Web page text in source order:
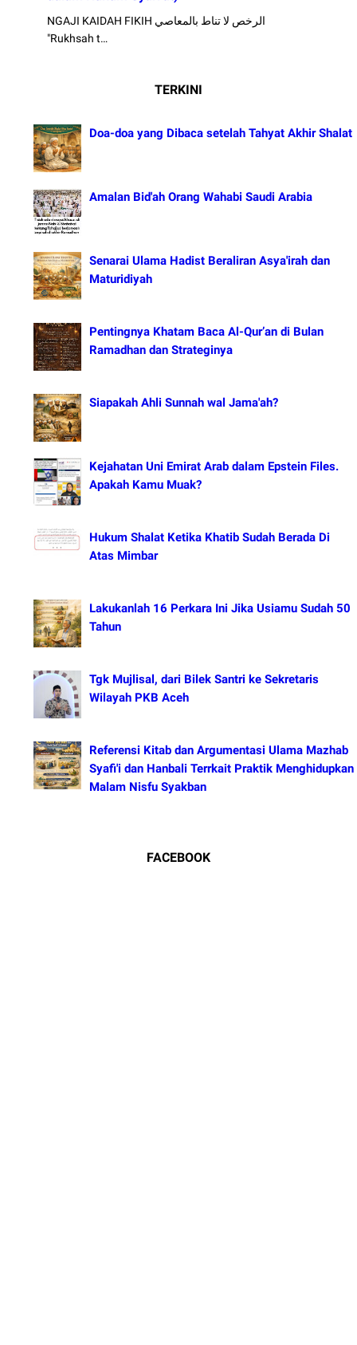
NGAJI KAIDAH FIKIH الرخص لا تناط بالمعاصي
"Rukhsah t…
TERKINI
Doa-doa yang Dibaca setelah Tahyat Akhir Shalat
Amalan Bid'ah Orang Wahabi Saudi Arabia
Senarai Ulama Hadist Beraliran Asya'irah dan
Maturidiyah
Pentingnya Khatam Baca Al-Qur’an di Bulan
Ramadhan dan Strateginya
Siapakah Ahli Sunnah wal Jama'ah?
Kejahatan Uni Emirat Arab dalam Epstein Files.
Apakah Kamu Muak?
Hukum Shalat Ketika Khatib Sudah Berada Di
Atas Mimbar
Lakukanlah 16 Perkara Ini Jika Usiamu Sudah 50
Tahun
Tgk Mujlisal, dari Bilek Santri ke Sekretaris
Wilayah PKB Aceh
Referensi Kitab dan Argumentasi Ulama Mazhab
Syafi'i dan Hanbali Terrkait Praktik Menghidupkan
Malam Nisfu Syakban
FACEBOOK